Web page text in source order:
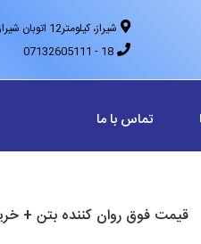
شیراز، کیلومتر12 اتوبان شیراز اصفهان شهرک باجگاه
18 - 07132605111
تماس با ما
قیمت فوق روان کننده بتن +